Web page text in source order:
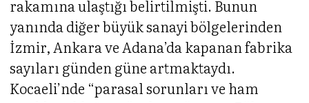
rakamına ulaştığı belirtilmişti. Bunun
yanında diğer büyük sanayi bölgelerinden
İzmir, Ankara ve Adana’da kapanan fabrika
sayıları günden güne artmaktaydı.
Kocaeli’nde “parasal sorunları ve ham